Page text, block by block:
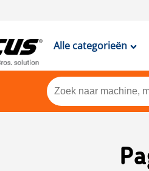
Alle categorieën